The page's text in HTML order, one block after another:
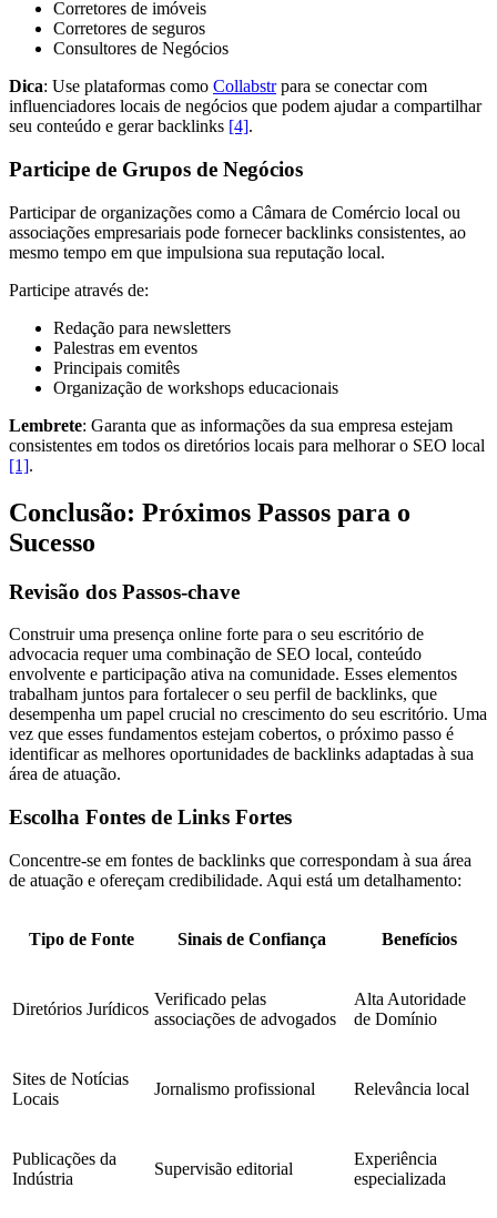
Corretores de imóveis
Corretores de seguros
Consultores de Negócios
Dica: Use plataformas como Collabstrpara se conectar com
influenciadores locais de negócios que podem ajudar a compartilhar
seu conteúdo e gerar backlinks [4].
Participe de Grupos de Negócios
Participar de organizações como a Câmara de Comércio local ou
associações empresariais pode fornecer backlinks consistentes, ao
mesmo tempo em que impulsiona sua reputação local.
Participe através de:
Redação para newsletters
Palestras em eventos
Principais comitês
Organização de workshops educacionais
Lembrete: Garanta que as informações da sua empresa estejam
consistentes em todos os diretórios locais para melhorar o SEO local
[1].
Conclusão: Próximos Passos para o
Sucesso
Revisão dos Passos-chave
Construir uma presença online forte para o seu escritório de
advocacia requer uma combinação de SEO local, conteúdo
envolvente e participação ativa na comunidade. Esses elementos
trabalham juntos para fortalecer o seu perfil de backlinks, que
desempenha um papel crucial no crescimento do seu escritório. Uma
vez que esses fundamentos estejam cobertos, o próximo passo é
identificar as melhores oportunidades de backlinks adaptadas à sua
área de atuação.
Escolha Fontes de Links Fortes
Concentre-se em fontes de backlinks que correspondam à sua área
de atuação e ofereçam credibilidade. Aqui está um detalhamento:
Tipo de Fonte Sinais de Confiança Benefícios
Diretórios Jurídicos
Verificado pelas
associações de advogados
Alta Autoridade
de Domínio
Sites de Notícias
Locais
Jornalismo profissional Relevância local
Publicações da
Indústria
Supervisão editorial
Experiência
especializada